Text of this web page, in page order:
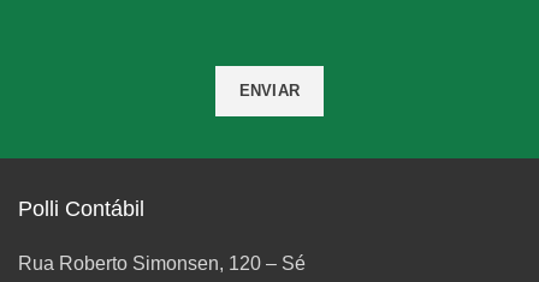
Polli Contábil
Rua Roberto Simonsen, 120 – Sé